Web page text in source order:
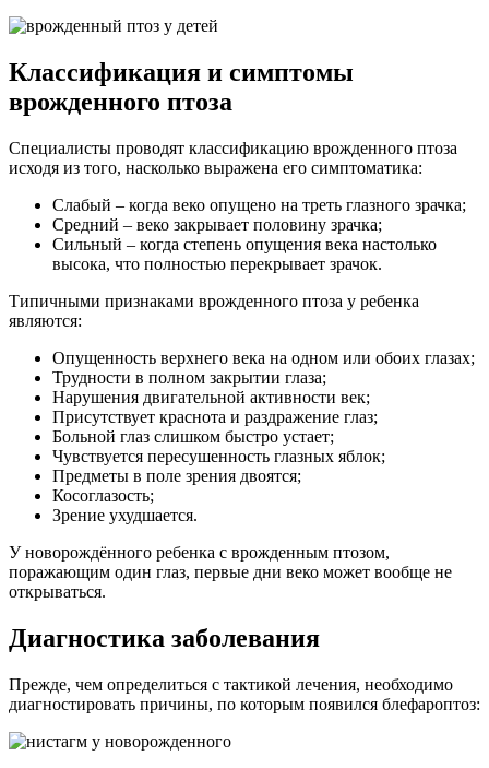
Классификация и симптомы
врожденного птоза
Специалисты проводят классификацию врожденного птоза
исходя из того, насколько выражена его симптоматика:
Слабый – когда веко опущено на треть глазного зрачка;
Средний – веко закрывает половину зрачка;
Сильный – когда степень опущения века настолько
высока, что полностью перекрывает зрачок.
Типичными признаками врожденного птоза у ребенка
являются:
Опущенность верхнего века на одном или обоих глазах;
Трудности в полном закрытии глаза;
Нарушения двигательной активности век;
Присутствует краснота и раздражение глаз;
Больной глаз слишком быстро устает;
Чувствуется пересушенность глазных яблок;
Предметы в поле зрения двоятся;
Косоглазость;
Зрение ухудшается.
У новорождённого ребенка с врожденным птозом,
поражающим один глаз, первые дни веко может вообще не
открываться.
Диагностика заболевания
Прежде, чем определиться с тактикой лечения, необходимо
диагностировать причины, по которым появился блефароптоз: